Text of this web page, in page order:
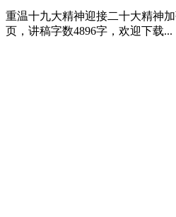
重温十九大精神迎接二十大精神
页，讲稿字数4896字，欢迎下载...